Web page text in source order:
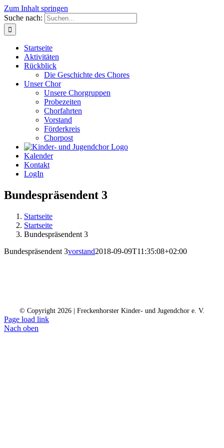
Zum Inhalt springen
Suche nach:
Startseite
Aktivitäten
Rückblick
Die Geschichte des Chores
Unser Chor
Unsere Chorgruppen
Probezeiten
Chorfahrten
Vorstand
Förderkreis
Chorpost
Kalender
Kontakt
LogIn
Bundespräsendent 3
Startseite
Startseite
Bundespräsendent 3
Bundespräsendent 3vorstand2018-09-09T11:35:08+02:00
© Copyright 2026 | Freckenhorster Kinder- und Jugendchor e. V.
Page load link
Nach oben